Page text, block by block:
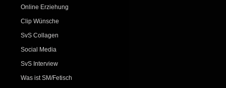
Online Erziehung
Clip Wünsche
SvS Collagen
Social Media
SvS Interview
Was ist SM/Fetisch